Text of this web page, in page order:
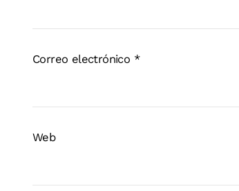
Correo electrónico *
Web